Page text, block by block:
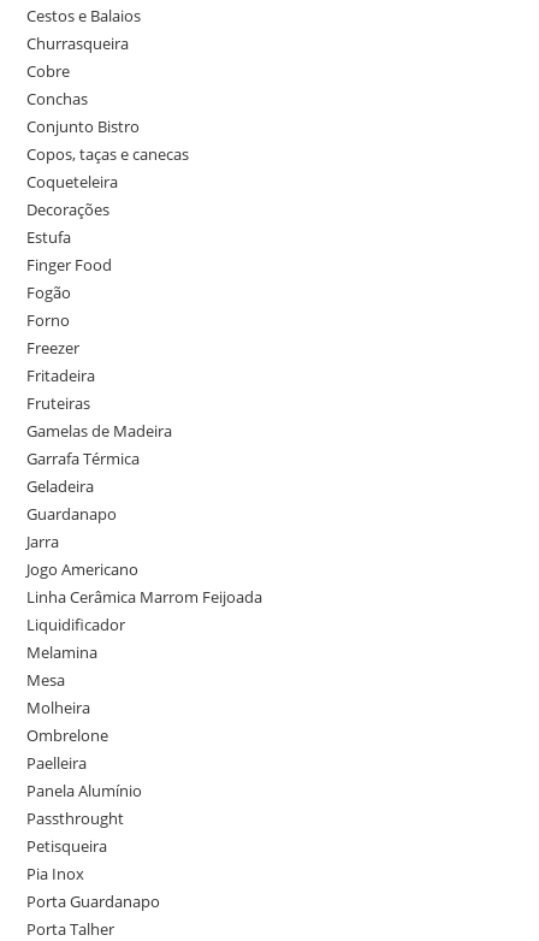
Cestos e Balaios
Churrasqueira
Cobre
Conchas
Conjunto Bistro
Copos, taças e canecas
Coqueteleira
Decorações
Estufa
Finger Food
Fogão
Forno
Freezer
Fritadeira
Fruteiras
Gamelas de Madeira
Garrafa Térmica
Geladeira
Guardanapo
Jarra
Jogo Americano
Linha Cerâmica Marrom Feijoada
Liquidificador
Melamina
Mesa
Molheira
Ombrelone
Paelleira
Panela Alumínio
Passthrought
Petisqueira
Pia Inox
Porta Guardanapo
Porta Talher